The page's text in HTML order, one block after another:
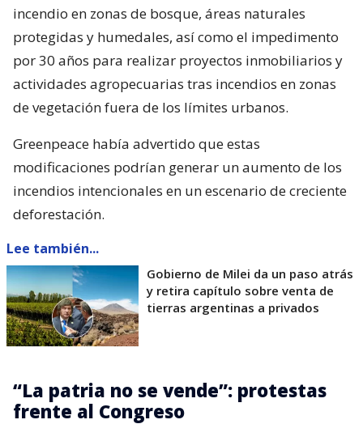
incendio en zonas de bosque, áreas naturales
protegidas y humedales, así como el impedimento
por 30 años para realizar proyectos inmobiliarios y
actividades agropecuarias tras incendios en zonas
de vegetación fuera de los límites urbanos.
Greenpeace había advertido que estas
modificaciones podrían generar un aumento de los
incendios intencionales en un escenario de creciente
deforestación.
Lee también...
Gobierno de Milei da un paso atrás
y retira capítulo sobre venta de
tierras argentinas a privados
“La patria no se vende”: protestas
frente al Congreso